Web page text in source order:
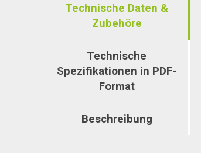
Technische Daten &
Zubehöre
Technische
Spezifikationen in PDF-
Format
Beschreibung